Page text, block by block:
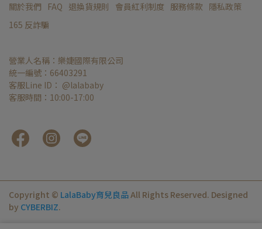
關於我們 FAQ 退換貨規則 會員紅利制度 服務條款 隱私政策
165 反詐騙
營業人名稱：樂婕國際有限公司
統一編號：66403291
客服Line ID： @lalababy
客服時間：10:00-17:00
Copyright © LalaBaby育兒良品All Rights Reserved. Designed
by CYBERBIZ.